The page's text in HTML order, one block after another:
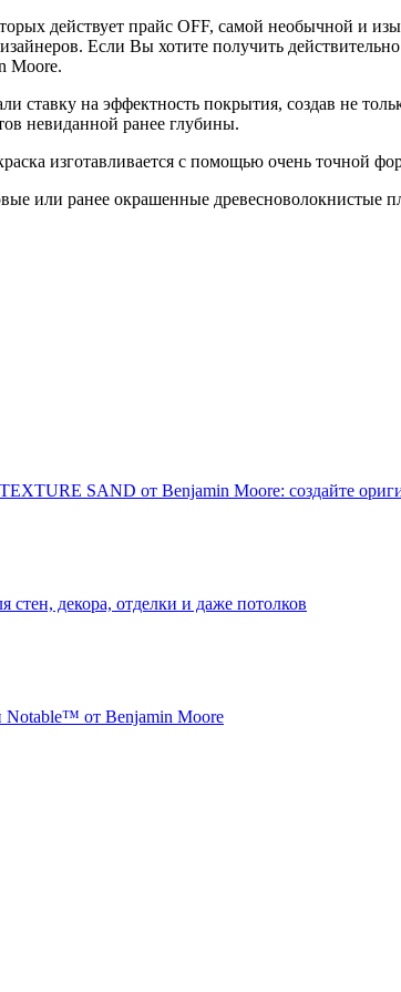
действует прайс OFF, самой необычной и
Если Вы хотите получить
Moore.
ставку на эффектность покрытия, создав не
невиданной ранее глубины.
изготавливается с помощью очень точной
или ранее окрашенные древесноволокнистые
SAND от Benjamin Moore: создайте
декора, отделки и даже потолков
Notable™ от Benjamin Moore